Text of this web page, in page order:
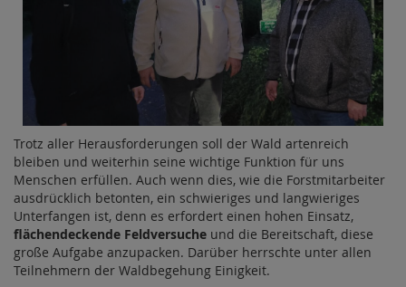
Trotz aller Herausforderungen soll der Wald artenreich
bleiben und weiterhin seine wichtige Funktion für uns
Menschen erfüllen. Auch wenn dies, wie die Forstmitarbeiter
ausdrücklich betonten, ein schwieriges und langwieriges
Unterfangen ist, denn es erfordert einen hohen Einsatz,
flächendeckende Feldversuche und die Bereitschaft, diese
große Aufgabe anzupacken. Darüber herrschte unter allen
Teilnehmern der Waldbegehung Einigkeit.